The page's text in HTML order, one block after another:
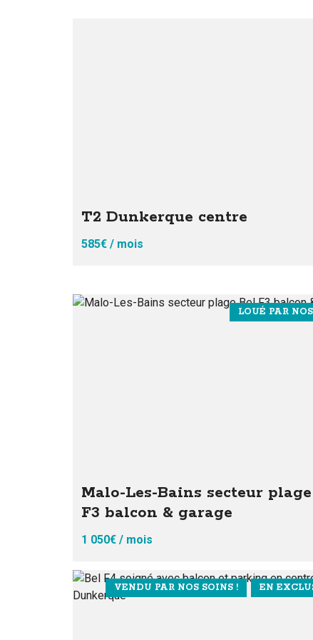
T2 Dunkerque centre
585€ / mois
LOUÉ PAR
Malo-Les-Bains secteur
F3 balcon & garage
1 050€ / mois
EN
VENDU PAR NOS SOINS !